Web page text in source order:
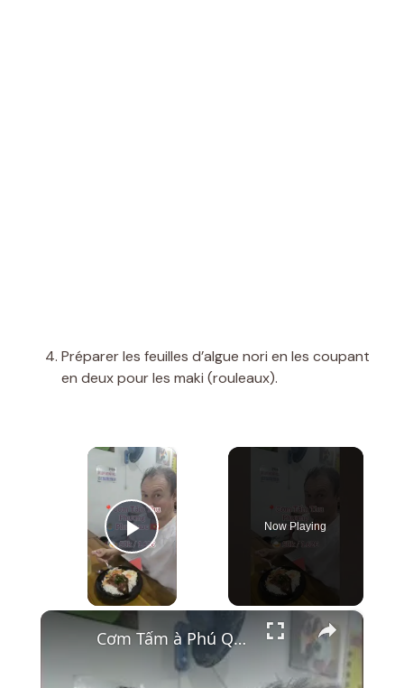
Préparer les feuilles d’algue nori en les coupant
en deux pour les maki (rouleaux).
×
Play Video
Now Playing
×
Cơm Tấm à Phú Quốc Riz brisé,